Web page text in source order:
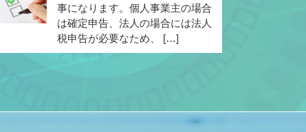
事になります。個人事業主の場合
は確定申告、法人の場合には法人
税申告が必要なため、 […]